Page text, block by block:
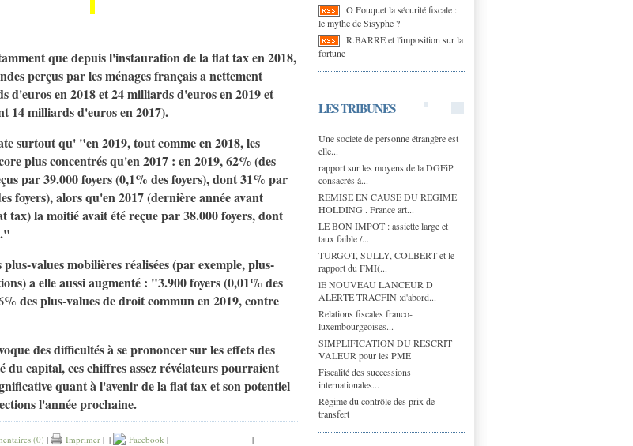
O Fouquet la sécurité fiscale :
le mythe de Sisyphe ?
R.BARRE et l'imposition sur la
fortune
LES TRIBUNES
Une societe de personne étrangère est
elle...
rapport sur les moyens de la DGFiP
consacrés à...
REMISE EN CAUSE DU REGIME
HOLDING . France art...
LE BON IMPOT : assiette large et
taux faible /...
TURGOT, SULLY, COLBERT et le
rapport du FMI(...
lE NOUVEAU LANCEUR D
ALERTE TRACFIN :d'abord...
Relations fiscales franco-
luxembourgeoises...
SIMPLIFICATION DU RESCRIT
VALEUR pour les PME
Fiscalité des successions
internationales...
Régime du contrôle des prix de
transfert
que depuis l'instauration de la flat tax en 2018,
perçus par les ménages français a nettement
d'euros en 2018 et 24 milliards d'euros en 2019 et
14 milliards d'euros en 2017).
surtout qu' "en 2019, tout comme en 2018, les
plus concentrés qu'en 2017 : en 2019, 62% (des
par 39.000 foyers (0,1% des foyers), dont 31% par
foyers), alors qu'en 2017 (dernière année avant
tax) la moitié avait été reçue par 38.000 foyers, dont
values mobilières réalisées (par exemple, plus-
a elle aussi augmenté : "3.900 foyers (0,01% des
des plus-values de droit commun en 2019, contre
des difficultés à se prononcer sur les effets des
du capital, ces chiffres assez révélateurs pourraient
quant à l'avenir de la flat tax et son potentiel
l'année prochaine.
(0) | Imprimer | | Facebook | |